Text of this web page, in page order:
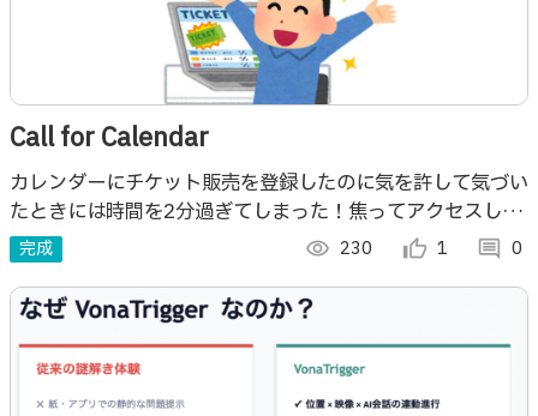
Call for Calendar
カレンダーにチケット販売を登録したのに気を許して気づい
たときには時間を2分過ぎてしまった！焦ってアクセスした
時にはもうSold out表示…。それを電話という強制割り込
みでなんとかします。
完成 visibility 230 thumb_up_alt 1 comment 0